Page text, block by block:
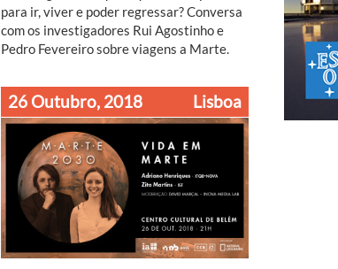
para ir, viver e poder regressar? Conversa
com os investigadores Rui Agostinho e
Pedro Fevereiro sobre viagens a Marte.
26 Outubro, 2018 Lisboa